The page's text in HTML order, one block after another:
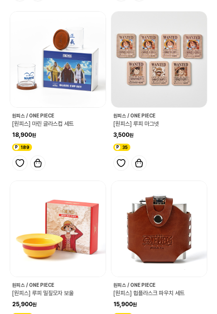
원피스 / ONE PIECE
[원피스] 마린 글라스컵 세트
18,900
189
원피스 / ONE PIECE
[원피스] 루피 마그넷
3,500
35
원피스 / ONE PIECE
[원피스] 루피 밀짚모자 보울
25,900
원피스 / ONE PIECE
[원피스] 힙플라스크 파우치 세트
15,900